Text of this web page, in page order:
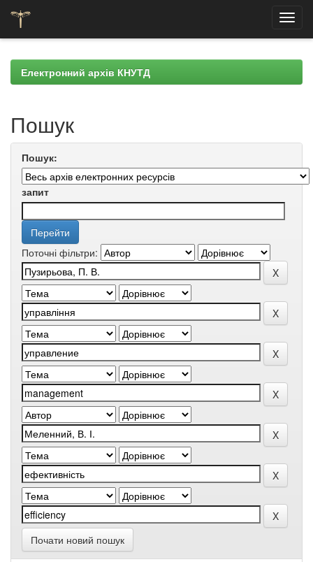
navigationЕлектронний архів КНУТД
Пошук
Пошук:
запит
Поточні фільтри:
Почати новий пошук